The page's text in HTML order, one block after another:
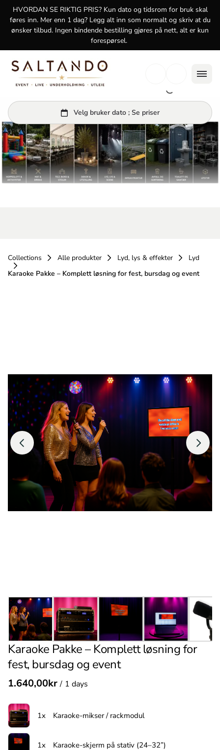
HVORDAN SE RIKTIG PRIS? Kun dato og tidsrom for bruk skal
føres inn. Mer enn 1 dag? Legg alt inn som normalt og skriv at du
ønsker tilbud. Ingen bindende bestilling gjøres på nett, alt er kun
forespørsel.
logg inn
Collections Alle produkter Lyd, lys & effekter
Lyd
Karaoke Pakke – Komplett løsning for fest, bursdag og event
Karaoke Pakke – Komplett løsning for
fest, bursdag og event
/